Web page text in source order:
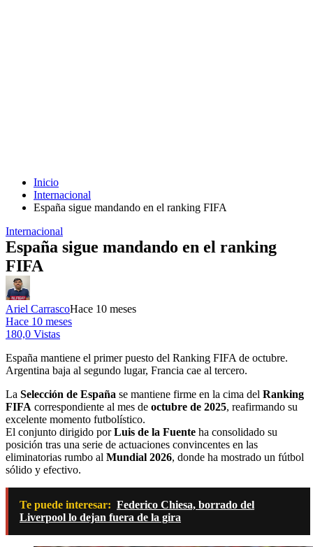
Inicio
Internacional
España sigue mandando en el ranking FIFA
Internacional
España sigue mandando en el ranking
FIFA
Ariel CarrascoHace 10 meses
Hace 10 meses
180,0 Vistas
España mantiene el primer puesto del Ranking FIFA de octubre.
Argentina baja al segundo lugar, Francia cae al tercero.
La Selección de España se mantiene firme en la cima del Ranking
FIFA correspondiente al mes de octubre de 2025, reafirmando su
excelente momento futbolístico.
El conjunto dirigido porLuis de la Fuente ha consolidado su
posición tras una serie de actuaciones convincentes en las
eliminatorias rumbo al Mundial 2026, donde ha mostrado un fútbol
sólido y efectivo.
Te puede interesar: Federico Chiesa, borrado del
Liverpool lo dejan fuera de la gira